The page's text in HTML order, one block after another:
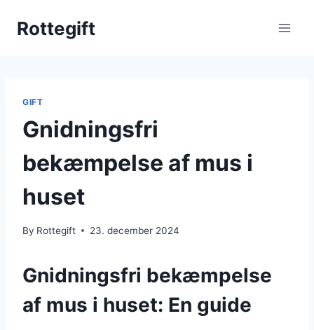
Rottegift
GIFT
Gnidningsfri
bekæmpelse af mus i
huset
By Rottegift 23. december 2024
Gnidningsfri bekæmpelse
af mus i huset: En guide